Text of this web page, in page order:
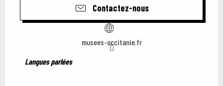
Contactez-nous
musees-occitanie.fr
Langues parlées
Langues parlées